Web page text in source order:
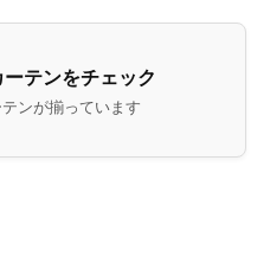
テンをチェック
ンが揃っています